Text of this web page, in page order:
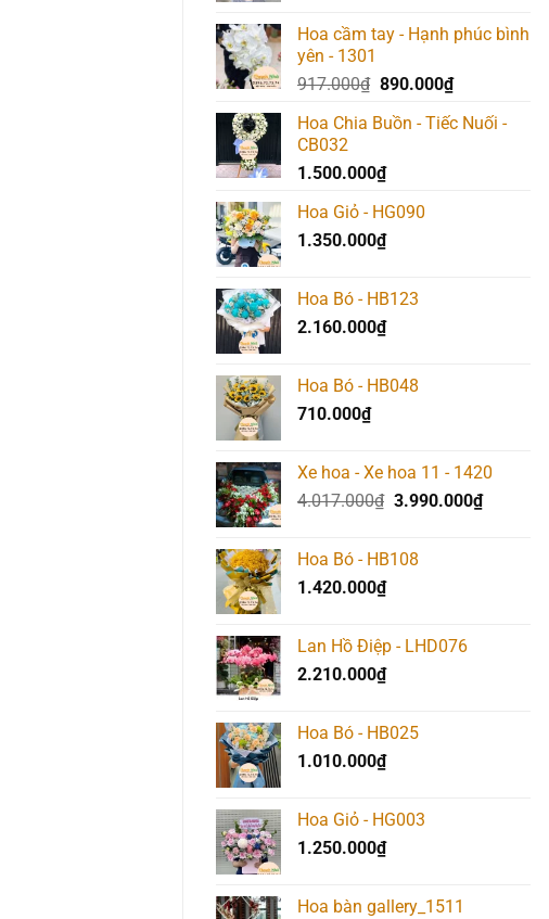
Hoa cầm tay - Hạnh phúc bình
yên - 1301
917.000₫ Giá
là:
890.000₫Giá
tại
Hoa Chia Buồn - Tiếc Nuối -
CB032
1.500.000₫
Hoa Giỏ - HG090
1.350.000₫
Hoa Bó - HB123
2.160.000₫
Hoa Bó - HB048
710.000₫
Xe hoa - Xe hoa 11 - 1420
4.017.000₫ Giá
4.017.000₫.
3.990.000₫Giá
Hoa Bó - HB108
1.420.000₫
Lan Hồ Điệp - LHD076
2.210.000₫
Hoa Bó - HB025
1.010.000₫
Hoa Giỏ - HG003
1.250.000₫
Hoa bàn gallery_1511